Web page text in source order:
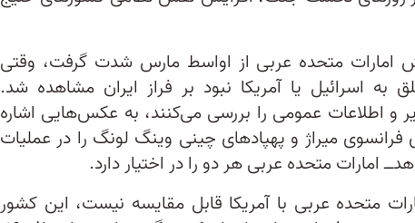
امارات متحده عربی از اواسط مارس شدت گرفت، وقتی
به اسرائیل یا آمریکا نبود بر فراز ایران مشاهده شد.
و اطلاعات عمومی را بررسی می‌کنند، به عکس‌هایی اشاره
فرانسوی میراژ و پهپادهای چینی وینگ لونگ را در عملیات
امارات متحده عربی هر دو را در اختیار دارد.
متحده عربی با آمریکا قابل مقایسه نیست، این کشور